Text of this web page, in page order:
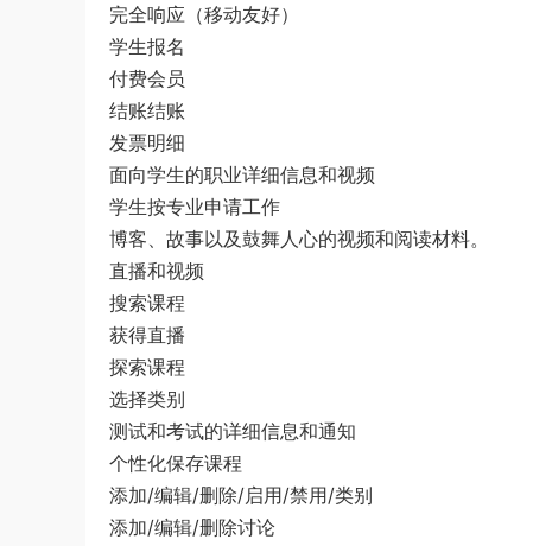
完全响应（移动友好）
学生报名
付费会员
结账结账
发票明细
面向学生的职业详细信息和视频
学生按专业申请工作
博客、故事以及鼓舞人心的视频和阅读材料。
直播和视频
搜索课程
获得直播
探索课程
选择类别
测试和考试的详细信息和通知
个性化保存课程
添加/编辑/删除/启用/禁用/类别
添加/编辑/删除讨论